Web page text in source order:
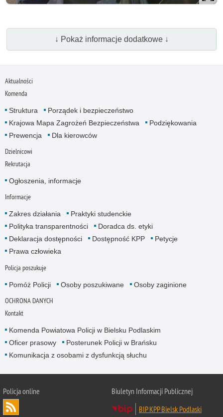
↓ Pokaż informacje dodatkowe ↓
Aktualności
Komenda
Struktura
Porządek i bezpieczeństwo
Krajowa Mapa Zagrożeń Bezpieczeństwa
Podziękowania
Prewencja
Dla kierowców
Dzielnicowi
Rekrutacja
Ogłoszenia, informacje
Informacje
Zakres działania
Praktyki studenckie
Polityka transparentności
Doradca ds. etyki
Deklaracja dostępności
Dostępność KPP
Petycje
Prawa człowieka
Policja poszukuje
Pomóż Policji Osoby poszukiwane Osoby zaginione
OCHRONA DANYCH
Kontakt
Komenda Powiatowa Policji w Bielsku Podlaskim
Oficer prasowy
Posterunek Policji w Brańsku
Komunikacja z osobami z dysfunkcją słuchu
Policja online
Biuletyn Informacji Publicznej
BIP KPP Bielsk Podlaski